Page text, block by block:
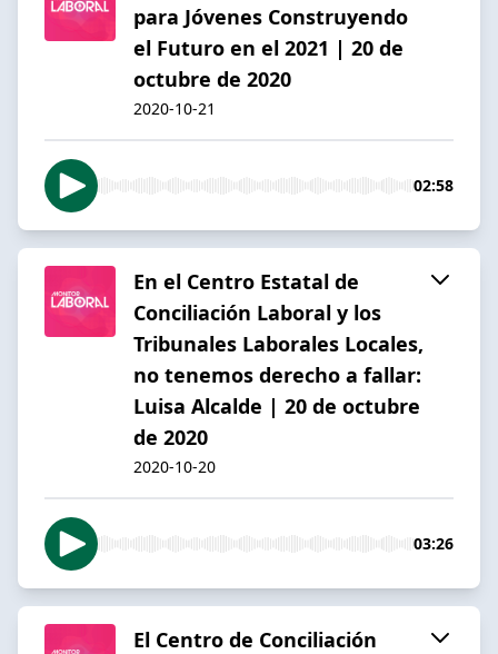
para Jóvenes Construyendo
el Futuro en el 2021 | 20 de
octubre de 2020
2020-10-21
02:58
En el Centro Estatal de
Conciliación Laboral y los
Tribunales Laborales Locales,
no tenemos derecho a fallar:
Luisa Alcalde | 20 de octubre
de 2020
2020-10-20
03:26
El Centro de Conciliación